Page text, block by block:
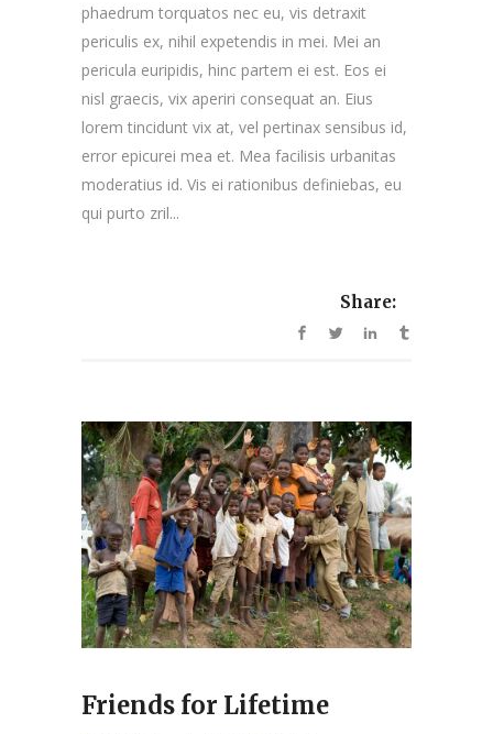
phaedrum torquatos nec eu, vis detraxit
periculis ex, nihil expetendis in mei. Mei an
pericula euripidis, hinc partem ei est. Eos ei
nisl graecis, vix aperiri consequat an. Eius
lorem tincidunt vix at, vel pertinax sensibus id,
error epicurei mea et. Mea facilisis urbanitas
moderatius id. Vis ei rationibus definiebas, eu
qui purto zril...
Share:
Friends for Lifetime